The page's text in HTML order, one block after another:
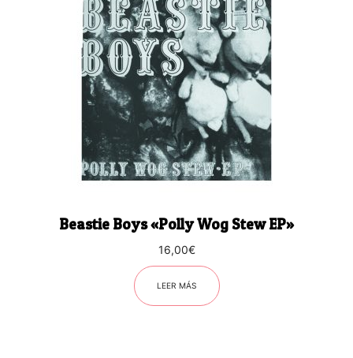
Beastie Boys «Polly Wog Stew EP»
16,00€
LEER MÁS